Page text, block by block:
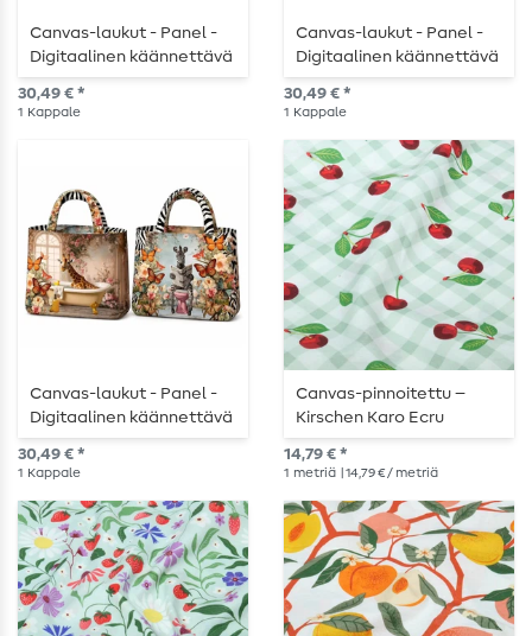
Canvas-laukut - Panel -
Digitaalinen käännettävä
laukku, numerot,
monivärinen
30,49 € *
1 Kappale
Canvas-laukut - Panel -
Digitaalinen käännettävä
laukku, Lace Jeans,
monivärinen
30,49 € *
1 Kappale
Canvas-laukut - Panel -
Digitaalinen käännettävä
kylpyhuonelaukku,
monivärinen
30,49 € *
1 Kappale
Canvas-pinnoitettu –
Kirschen Karo Ecru
14,79 € *
1 metriä | 14,79 € / metriä